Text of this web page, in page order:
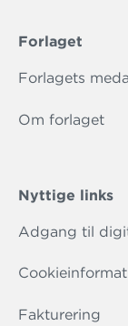
Forlaget
Forlagets
Om forlaget
Nyttige links
Adgang til
Fakturering